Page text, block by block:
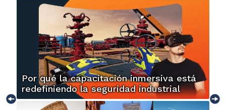
Por qué la capacitación inmersiva está
redefiniendo la seguridad industrial